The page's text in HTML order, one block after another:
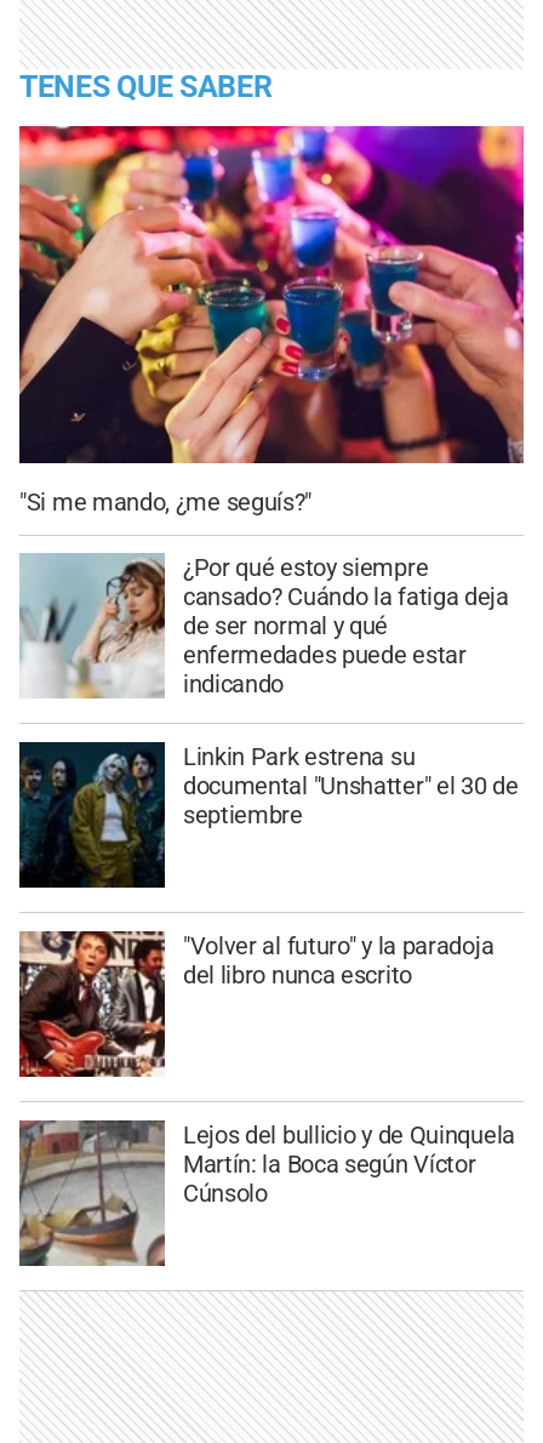
TENES QUE SABER
"Si me mando, ¿me seguís?"
¿Por qué estoy siempre
cansado? Cuándo la fatiga deja
de ser normal y qué
enfermedades puede estar
indicando
Linkin Park estrena su
documental "Unshatter" el 30 de
septiembre
"Volver al futuro" y la paradoja
del libro nunca escrito
Lejos del bullicio y de Quinquela
Martín: la Boca según Víctor
Cúnsolo